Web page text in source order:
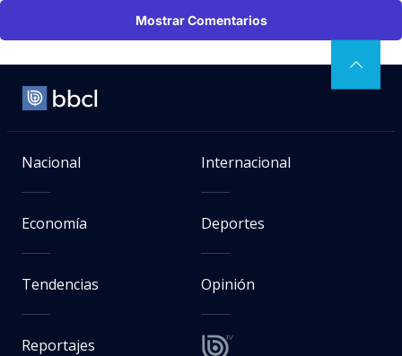
Mostrar Comentarios
Nacional Internacional
Economía Deportes
Tendencias Opinión
Reportajes